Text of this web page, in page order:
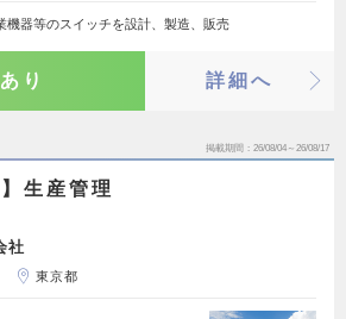
機器等のスイッチを設計、製造、販売
り 詳細へ
掲載期間 26/08/04～26/08/17
生産管理
社
東京都